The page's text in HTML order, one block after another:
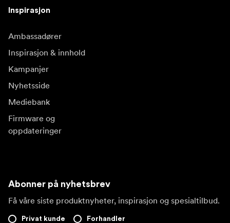
Inspirasjon
Ambassadører
Inspirasjon & innhold
Kampanjer
Nyhetsside
Mediebank
Firmware og
oppdateringer
Abonner på nyhetsbrev
Få våre siste produktnyheter, inspirasjon og spesialtilbud.
Privat kunde Forhandler